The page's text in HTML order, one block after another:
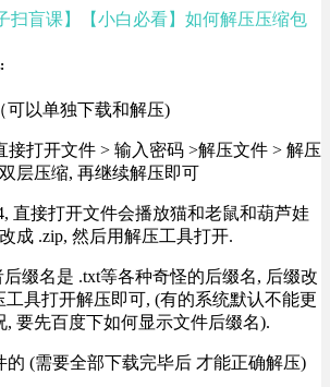
扫盲课】【小白必看】如何解压压缩包
可以单独下载和解压)
接打开文件 > 输入密码 >解压文件 > 解压
层压缩, 再继续解压即可
直接打开文件会播放猫和老鼠和葫芦娃
成 .zip, 然后用解压工具打开.
缀名是 .txt等各种奇怪的后缀名, 后缀改
工具打开解压即可, (有的系统默认不能更
, 要先百度下如何显示文件后缀名).
的 (需要全部下载完毕后 才能正确解压)